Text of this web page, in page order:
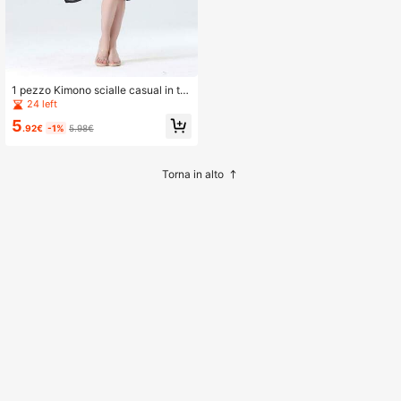
1 pezzo Kimono scialle casual in te
ssuto con motivo geometrico, adatt
o per tutte le stagioni per vestire
24 left
5.92€ -1% 5.98€
Torna in alto